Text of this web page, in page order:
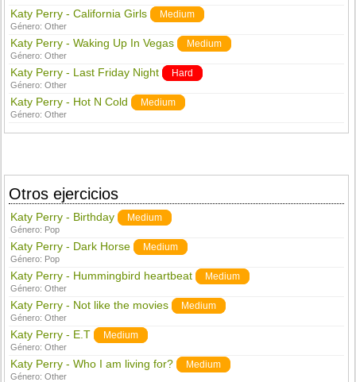
Katy Perry - California Girls Medium
Género:Other
Katy Perry - Waking Up In Vegas Medium
Género:Other
Katy Perry - Last Friday Night Hard
Género:Other
Katy Perry - Hot N Cold Medium
Género:Other
Otros ejercicios
Katy Perry - Birthday Medium
Género: Pop
Katy Perry - Dark Horse Medium
Género: Pop
Katy Perry - Hummingbird heartbeat Medium
Género:Other
Katy Perry - Not like the movies Medium
Género:Other
Katy Perry - E.T Medium
Género:Other
Katy Perry - Who I am living for? Medium
Género:Other